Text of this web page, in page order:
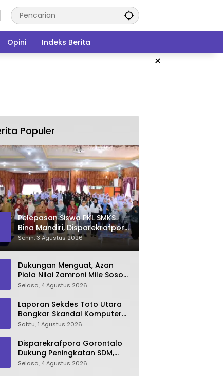
Opini Indeks Berita
×
Populer
Pelepasan Siswa PKL SMKS
Bina Mandiri, Disparekrafpora
Dorong Lahirnya SDM
Pariwisata Unggul
Senin, 3 Agustus 2026
Dukungan Menguat, Azan
Piola Nilai Zamroni Mile Sosok
Tepat Teruskan
Selasa, 4 Agustus 2026
Laporan Sekdes Toto Utara
Bongkar Skandal Komputer
‘Siluman’ 2025
Sabtu, 1 Agustus 2026
Disparekrafpora Gorontalo
Dukung Peningkatan SDM,
Berikan Rekomendasi Studi S3
Selasa, 4 Agustus 2026